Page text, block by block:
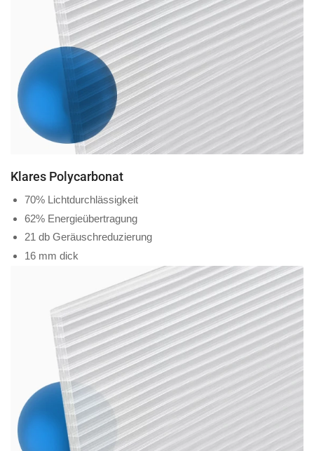
Klares Polycarbonat
70% Lichtdurchlässigkeit
62% Energieübertragung
21 db Geräuschreduzierung
16 mm dick